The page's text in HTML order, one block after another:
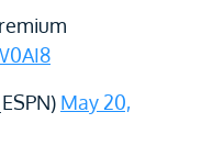
May 20,